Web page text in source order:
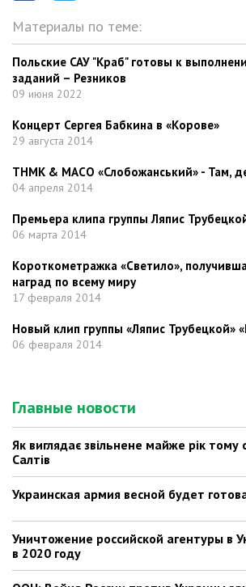
Материалы по теме:
Польские САУ "Краб" готовы к
заданий – Резников
09 июня 2022
Концерт Сергея Бабкина в «Корове»
29 августа 2014
ТНМК & МАСО «Слобожанський» - Там,
04 апреля 2014
Премьера клипа группы Ляпис
06 марта 2014
Короткометражка «Светило»,
наград по всему миру
17 февраля 2014
Новый клип группы «Ляпис Трубецкой»
06 февраля 2014
Главные новости
Як виглядає звільнене майже рік
Салтів
Украинская армия весной будет
Уничтожение российской агентуры в
в 2020 году